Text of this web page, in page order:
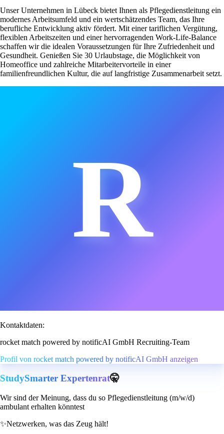
Unser Unternehmen in Lübeck bietet Ihnen als Pflegedienstleitung ein
modernes Arbeitsumfeld und ein wertschätzendes Team, das Ihre
berufliche Entwicklung aktiv fördert. Mit einer tariflichen Vergütung,
flexiblen Arbeitszeiten und einer hervorragenden Work-Life-Balance
schaffen wir die idealen Voraussetzungen für Ihre Zufriedenheit und
Gesundheit. Genießen Sie 30 Urlaubstage, die Möglichkeit von
Homeoffice und zahlreiche Mitarbeitervorteile in einer
familienfreundlichen Kultur, die auf langfristige Zusammenarbeit setzt.
R
Kontaktdaten:
rocket match powered by notificAI GmbH Recruiting-Team
Profil von rocket match powered by notificAI GmbH anzeigen
StudySmarter Expertenrat🤫
Wir sind der Meinung, dass du so Pflegedienstleitung (m/w/d)
ambulant erhalten könntest
✨Netzwerken, was das Zeug hält!